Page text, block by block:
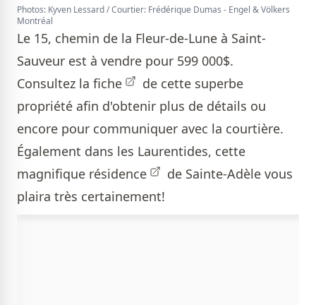
Photos: Kyven Lessard / Courtier: Frédérique Dumas - Engel & Völkers
Montréal
Le 15, chemin de la Fleur-de-Lune à Saint-
Sauveur est à vendre pour 599 000$.
Consultez la fiche
de cette superbe
propriété afin d'obtenir plus de détails ou
encore pour communiquer avec la courtière.
Également dans les Laurentides, cette
magnifique résidence
de Sainte-Adèle vous
plaira très certainement!